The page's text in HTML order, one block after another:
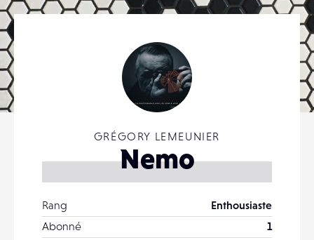
GRÉGORY LEMEUNIER
Nemo
Rang
Enthousiaste
Abonné
1